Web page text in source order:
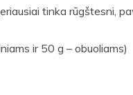
tinka rūgštesni,
ir 50 g – obuoliams)